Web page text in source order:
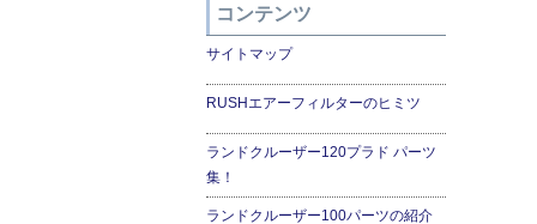
コンテンツ
サイトマップ
RUSHエアーフィルターのヒミツ
ランドクルーザー120プラド パーツ
集！
ランドクルーザー100パーツの紹介